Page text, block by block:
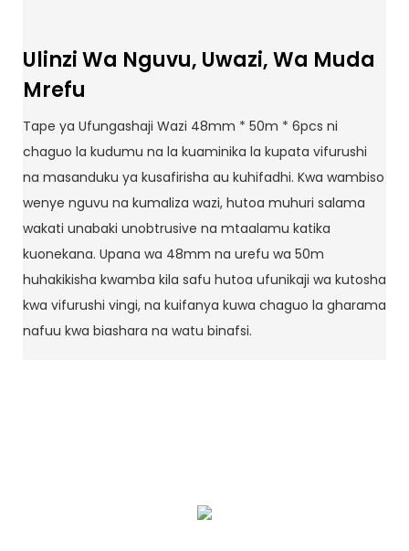
Ulinzi Wa Nguvu, Uwazi, Wa Muda
Mrefu
Tape ya Ufungashaji Wazi 48mm * 50m * 6pcs ni
chaguo la kudumu na la kuaminika la kupata vifurushi
na masanduku ya kusafirisha au kuhifadhi. Kwa wambiso
wenye nguvu na kumaliza wazi, hutoa muhuri salama
wakati unabaki unobtrusive na mtaalamu katika
kuonekana. Upana wa 48mm na urefu wa 50m
huhakikisha kwamba kila safu hutoa ufunikaji wa kutosha
kwa vifurushi vingi, na kuifanya kuwa chaguo la gharama
nafuu kwa biashara na watu binafsi.